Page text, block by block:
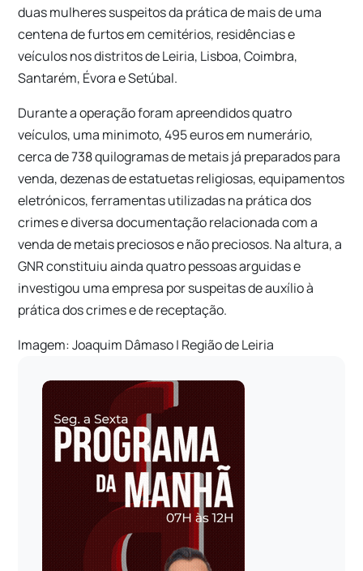
duas mulheres suspeitos da prática de mais de uma
centena de furtos em cemitérios, residências e
veículos nos distritos de Leiria, Lisboa, Coimbra,
Santarém, Évora e Setúbal.
Durante a operação foram apreendidos quatro
veículos, uma minimoto, 495 euros em numerário,
cerca de 738 quilogramas de metais já preparados para
venda, dezenas de estatuetas religiosas, equipamentos
eletrónicos, ferramentas utilizadas na prática dos
crimes e diversa documentação relacionada com a
venda de metais preciosos e não preciosos. Na altura, a
GNR constituiu ainda quatro pessoas arguidas e
investigou uma empresa por suspeitas de auxílio à
prática dos crimes e de receptação.
Imagem: Joaquim Dâmaso | Região de Leiria